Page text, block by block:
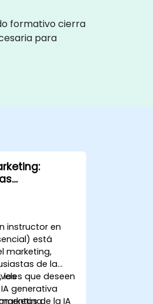
formativo cierra
para
instructor en
está
marketing,
de la
que deseen
generativa
los
de la IA